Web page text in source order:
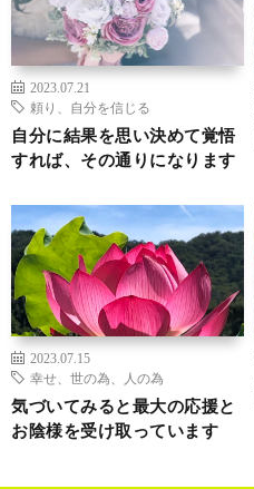
2023.07.21
頼り、自分を信じる
自分に結果を思い決めて覚悟
すれば、その通りになります
2023.07.15
幸せ、世の為、人の為
気づいてみると最大の応援と
お陰様を受け取っています